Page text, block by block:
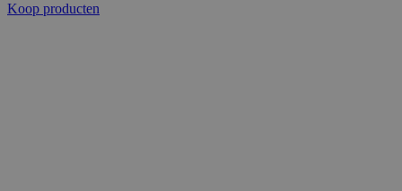
Koop producten